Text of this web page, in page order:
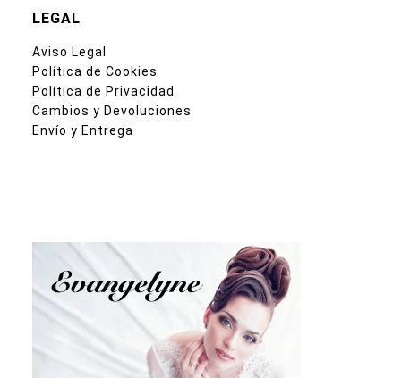
LEGAL
Aviso Legal
Política de Cookies
Política de Privacidad
Cambios y Devoluciones
Envío y Entrega